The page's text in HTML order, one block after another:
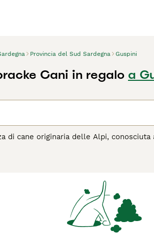
Provincia del Sud Sardegna Guspini
Cani in regalo a
di cane originaria delle Alpi,
robusto e un pelame corto e denso,